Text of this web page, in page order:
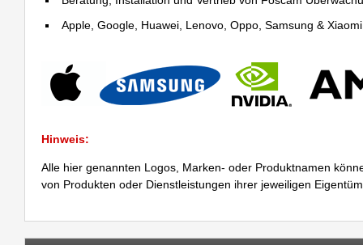
Apple, Google, Huawei, Lenovo, Oppo, Samsung &
Hinweis:
Alle hier genannten Logos, Marken- oder Produktnamen
von Produkten oder Dienstleistungen ihrer jeweiligen